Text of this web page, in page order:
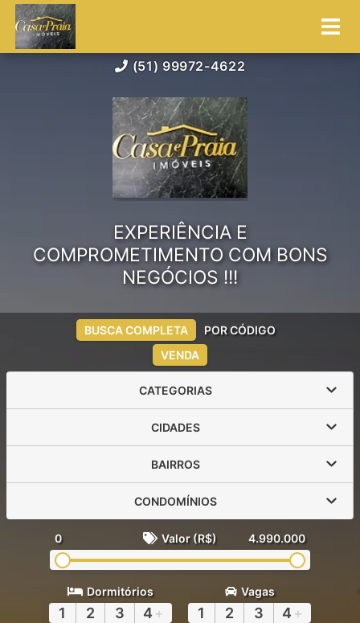
(51) 99972-4622
EXPERIÊNCIA E
COMPROMETIMENTO COM BONS
NEGÓCIOS !!!
VENDA
BUSCA COMPLETA POR CÓDIGO
CATEGORIAS
CIDADES
BAIRROS
CONDOMÍNIOS
0 Valor (R$) 4.990.000
Dormitórios
1 2 3 4 +
Vagas
1 2 3 4 +